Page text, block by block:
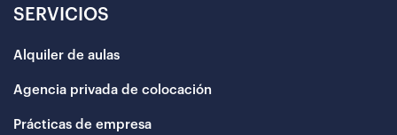
SERVICIOS
Alquiler de aulas
Agencia privada de colocación
Prácticas de empresa